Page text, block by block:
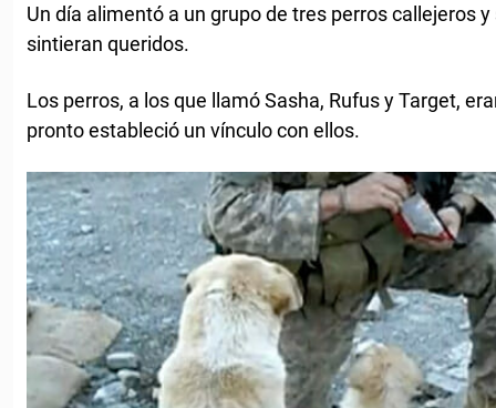
Un día alimentó a un grupo de tres perros callejeros
sintieran queridos.
Los perros, a los que llamó Sasha, Rufus y Target,
pronto estableció un vínculo con ellos.